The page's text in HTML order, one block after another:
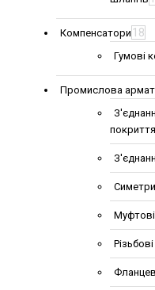
Компенсатори 18
Гумові
Промислова